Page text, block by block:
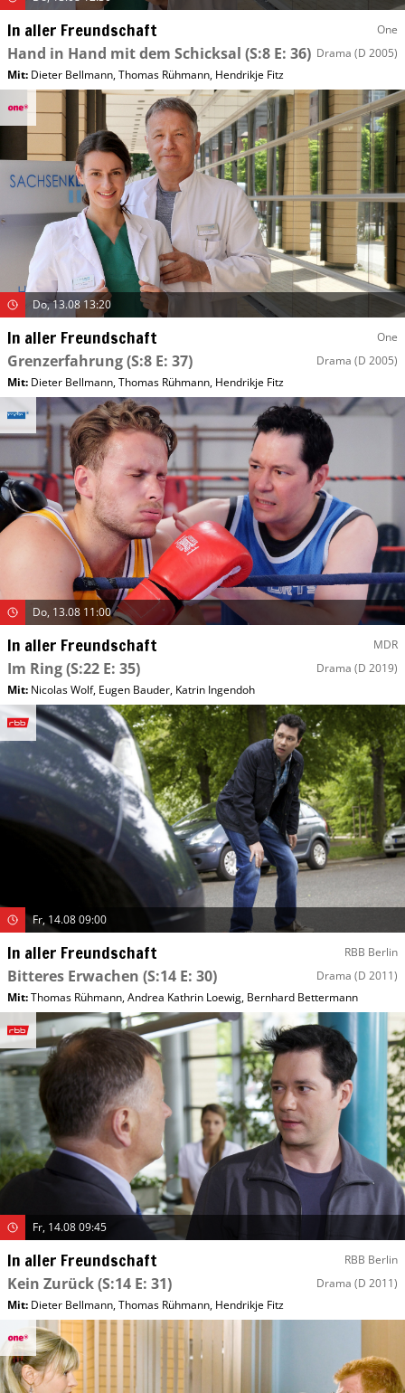
In aller Freundschaft One
Hand in Hand mit dem Schicksal (S:8 E: 36) Drama (D 2005)
Mit: Dieter Bellmann,Thomas Rühmann, Hendrikje Fitz
Do, 13.08 13:20
In aller Freundschaft One
Grenzerfahrung(S:8 E: 37) Drama (D 2005)
Mit: Dieter Bellmann,Thomas Rühmann, Hendrikje Fitz
Do, 13.08 11:00
In aller Freundschaft MDR
Im Ring(S:22 E: 35) Drama (D 2019)
Mit: Nicolas Wolf, Eugen Bauder, Katrin Ingendoh
Fr, 14.08 09:00
In aller Freundschaft RBB Berlin
Bitteres Erwachen (S:14 E: 30) Drama (D 2011)
Mit:Thomas Rühmann,Andrea Kathrin Loewig, Bernhard Bettermann
Fr, 14.08 09:45
In aller Freundschaft RBB Berlin
Kein Zurück(S:14 E: 31) Drama (D 2011)
Mit: Dieter Bellmann,Thomas Rühmann, Hendrikje Fitz